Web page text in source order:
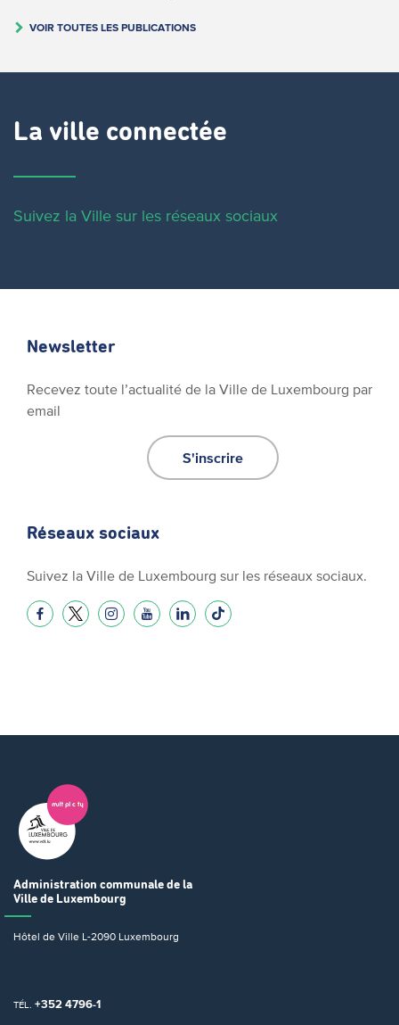
VOIR TOUTES LES PUBLICATIONS
La ville connectée
Suivez la Ville sur les réseaux sociaux
Newsletter
Recevez toute l’actualité de la Ville de Luxembourg par
email
S'inscrire
Réseaux sociaux
Suivez la Ville de Luxembourg sur les réseaux sociaux.
Administration communale de la
Ville de Luxembourg
Hôtel de Ville L-2090 Luxembourg
TÉL. +352 4796-1